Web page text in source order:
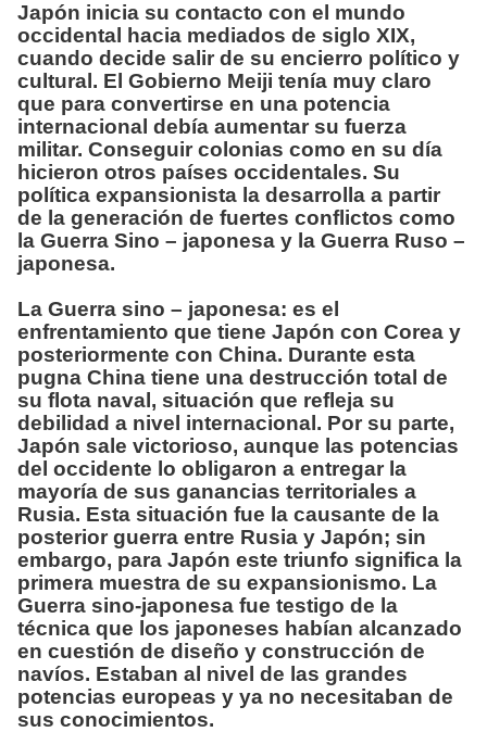
Japón inicia su contacto con el mundo
occidental hacia mediados de siglo XIX,
cuando decide salir de su encierro político y
cultural. El Gobierno Meiji tenía muy claro
que para convertirse en una potencia
internacional debía aumentar su fuerza
militar. Conseguir colonias como en su día
hicieron otros países occidentales. Su
política expansionista la desarrolla a partir
de la generación de fuertes conflictos como
la Guerra Sino – japonesa y la Guerra Ruso –
japonesa.
La Guerra sino – japonesa: es el
enfrentamiento que tiene Japón con Corea y
posteriormente con China. Durante esta
pugna China tiene una destrucción total de
su flota naval, situación que refleja su
debilidad a nivel internacional. Por su parte,
Japón sale victorioso, aunque las potencias
del occidente lo obligaron a entregar la
mayoría de sus ganancias territoriales a
Rusia. Esta situación fue la causante de la
posterior guerra entre Rusia y Japón; sin
embargo, para Japón este triunfo significa la
primera muestra de su expansionismo. La
Guerra sino-japonesa fue testigo de la
técnica que los japoneses habían alcanzado
en cuestión de diseño y construcción de
navíos. Estaban al nivel de las grandes
potencias europeas y ya no necesitaban de
sus conocimientos.